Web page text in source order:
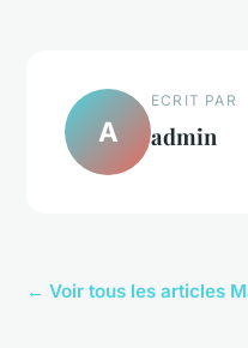
A
ECRIT PAR
admin
← Voir tous les articles